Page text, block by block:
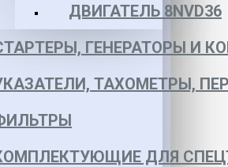
ДВИГАТЕЛЬ 8NVD36
ГЕНЕРАТОРЫ И
ТАХОМЕТРЫ,
ДЛЯ